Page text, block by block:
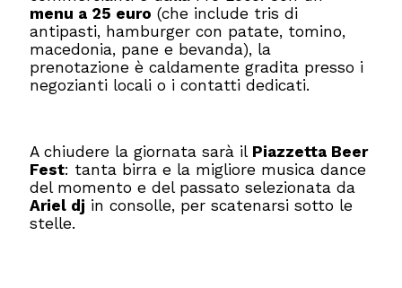
menu a 25 euro (che include tris di
antipasti, hamburger con patate, tomino,
macedonia, pane e bevanda), la
prenotazione è caldamente gradita presso i
negozianti locali o i contatti dedicati.
A chiudere la giornata sarà il Piazzetta Beer
Fest: tanta birra e la migliore musica dance
del momento e del passato selezionata da
Ariel dj in consolle, per scatenarsi sotto le
stelle.